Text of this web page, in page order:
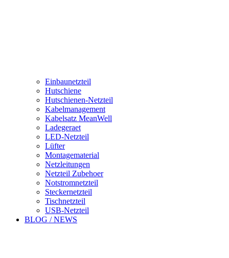
Einbaunetzteil
Hutschiene
Hutschienen-Netzteil
Kabelmanagement
Kabelsatz MeanWell
Ladegeraet
LED-Netzteil
Lüfter
Montagematerial
Netzleitungen
Netzteil Zubehoer
Notstromnetzteil
Steckernetzteil
Tischnetzteil
USB-Netzteil
BLOG / NEWS